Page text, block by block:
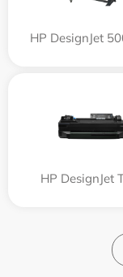
HP DesignJet
HP DesignJet